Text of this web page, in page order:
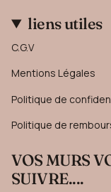
liens utiles
C.G.V
Mentions Légales
Politique de
Politique de
VOS MURS
SUIVRE....